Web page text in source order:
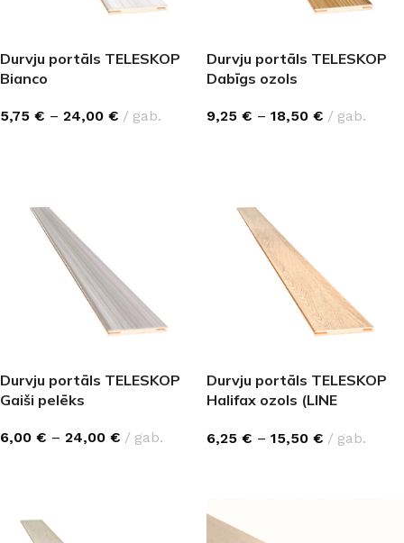
Durvju portāls TELESKOP
Bianco
5,75 € – 24,00 € gab.
Durvju portāls TELESKOP
Dabīgs ozols
9,25 € – 18,50 € gab.
Durvju portāls TELESKOP
Gaiši pelēks
6,00 € – 24,00 € gab.
Durvju portāls TELESKOP
Halifax ozols (LINE
6,25 € – 15,50 € gab.